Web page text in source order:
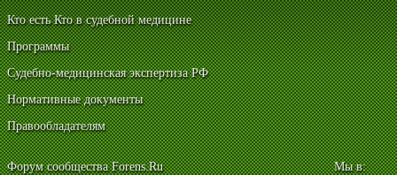
Кто есть Кто в судебной медицине
Программы
Судебно-медицинская экспертиза РФ
Нормативные документы
Правообладателям
Форум сообщества Forens.Ru
Мы в: